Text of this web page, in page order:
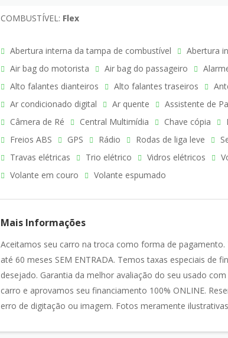
COMBUSTÍVEL: Flex
Abertura interna da tampa de combustível Abertura
Air bag do motorista
Air bag do passageiro
Alto falantes dianteiros
Alto falantes traseiros
Ar condicionado digital
Ar quente Assistente de
Câmera de Ré
Central Multimídia Chave cópia
Freios ABS
GPS Rádio Rodas de liga leve
Travas elétricas
Trio elétrico Vidros elétricos
Volante em couro
Volante espumado
Mais Informações
Aceitamos seu carro na troca como forma de
até 60 meses SEM ENTRADA. Temos taxas especiais de
desejado. Garantia da melhor avaliação do seu usado com
carro e aprovamos seu financiamento 100% ONLINE.
erro de digitação ou imagem. Fotos meramente